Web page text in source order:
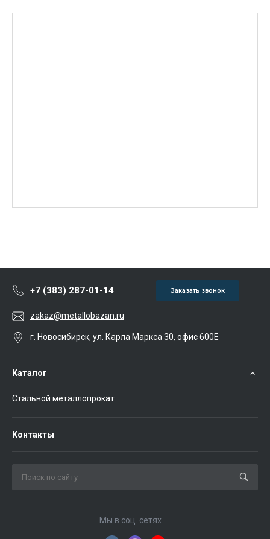
+7 (383) 287-01-14 Заказать звонок
zakaz@metallobazan.ru
г. Новосибирск, ул. Карла Маркса 30, офис 600Е
Каталог
Стальной металлопрокат
Контакты
Мы в соц. сетях